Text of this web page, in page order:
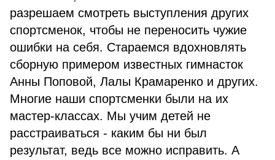
разрешаем смотреть выступления других
спортсменок, чтобы не переносить чужие
ошибки на себя. Стараемся вдохновлять
сборную примером известных гимнасток
Анны Поповой, Лалы Крамаренко и других.
Многие наши спортсменки были на их
мастер-классах. Мы учим детей не
расстраиваться - каким бы ни был
результат, ведь все можно исправить. А